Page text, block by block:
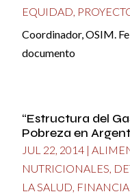
EQUIDAD
Coordinador, OSIM.
documento
“Estructura del
Pobreza en
JUL 22, 2014 |
NUTRICIONALES
LA SALUD